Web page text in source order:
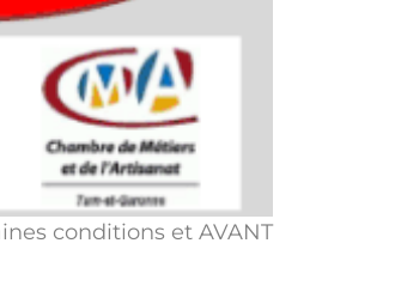
conditions et AVANT